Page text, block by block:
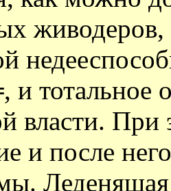
живодеров,
и тотальное
власти.
и после
Леденящая